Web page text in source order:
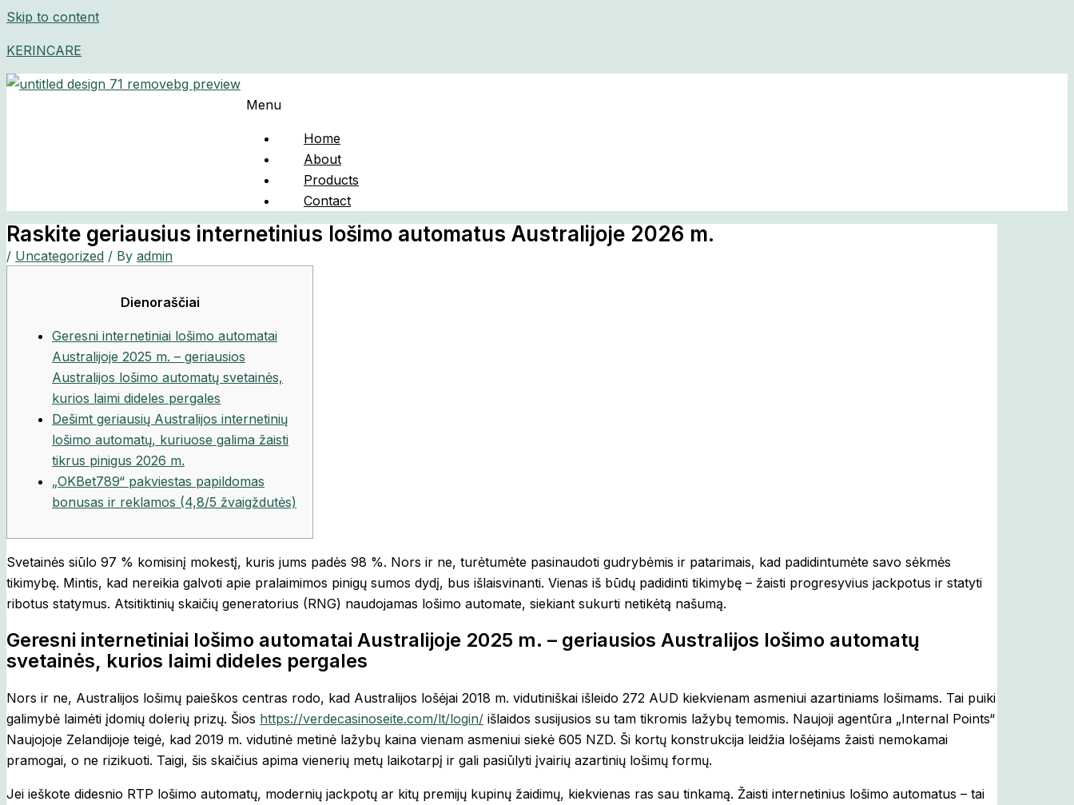
Skip to content
KERINCARE
Menu
Home
About
Products
Contact
Raskite geriausius internetinius lošimo automatus Australijoje 2026 m.
/ Uncategorized / By admin
Dienoraščiai
Geresni internetiniai lošimo automatai
Australijoje 2025 m. – geriausios
Australijos lošimo automatų svetainės,
kurios laimi dideles pergales
Dešimt geriausių Australijos internetinių
lošimo automatų, kuriuose galima žaisti
tikrus pinigus 2026 m.
„OKBet789“ pakviestas papildomas
bonusas ir reklamos (4,8/5 žvaigždutės)
Svetainės siūlo 97 % komisinį mokestį, kuris jums padės 98 %. Nors ir ne, turėtumėte pasinaudoti gudrybėmis ir patarimais, kad padidintumėte savo sėkmės
tikimybę. Mintis, kad nereikia galvoti apie pralaimimos pinigų sumos dydį, bus išlaisvinanti. Vienas iš būdų padidinti tikimybę – žaisti progresyvius jackpotus ir statyti
ribotus statymus. Atsitiktinių skaičių generatorius (RNG) naudojamas lošimo automate, siekiant sukurti netikėtą našumą.
Geresni internetiniai lošimo automatai Australijoje 2025 m. – geriausios Australijos lošimo automatų
svetainės, kurios laimi dideles pergales
Nors ir ne, Australijos lošimų paieškos centras rodo, kad Australijos lošėjai 2018 m. vidutiniškai išleido 272 AUD kiekvienam asmeniui azartiniams lošimams. Tai puiki
galimybė laimėti įdomių dolerių prizų. Šios https://verdecasinoseite.com/lt/login/ išlaidos susijusios su tam tikromis lažybų temomis. Naujoji agentūra „Internal Points“
Naujojoje Zelandijoje teigė, kad 2019 m. vidutinė metinė lažybų kaina vienam asmeniui siekė 605 NZD. Ši kortų konstrukcija leidžia lošėjams žaisti nemokamai
pramogai, o ne rizikuoti. Taigi, šis skaičius apima vienerių metų laikotarpį ir gali pasiūlyti įvairių azartinių lošimų formų.
Jei ieškote didesnio RTP lošimo automatų, modernių jackpotų ar kitų premijų kupinų žaidimų, kiekvienas ras sau tinkamą. Žaisti internetinius lošimo automatus – tai